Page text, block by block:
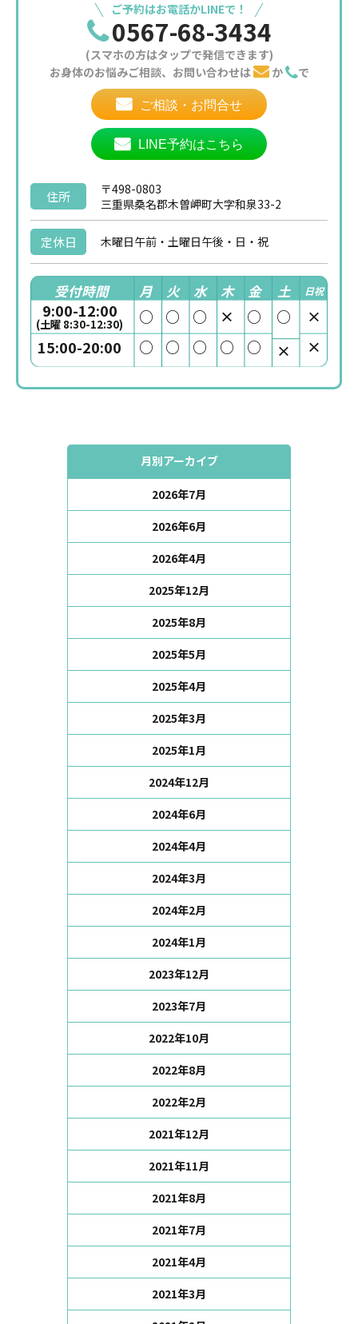
ご予約はお電話かLINEで！
0567-68-3434
(スマホの方はタップで発信できます)
お身体のお悩みご相談、お問い合わせは
か で
ご相談・お問合せ
LINE予約はこちら
住所
〒498-0803
三重県桑名郡木曽岬町大字和泉33-2
定休日 木曜日午前・土曜日午後・日・祝
受付時間 月 火 水 木 金 土 日祝
9:00-12:00
(土曜 8:30-12:30) ○ ○ ○ × ○ ○
×
15:00-20:00
○ ○ ○ ○ ○ × ×
月別アーカイブ
2026年7月
2026年6月
2026年4月
2025年12月
2025年8月
2025年5月
2025年4月
2025年3月
2025年1月
2024年12月
2024年6月
2024年4月
2024年3月
2024年2月
2024年1月
2023年12月
2023年7月
2022年10月
2022年8月
2022年2月
2021年12月
2021年11月
2021年8月
2021年7月
2021年4月
2021年3月